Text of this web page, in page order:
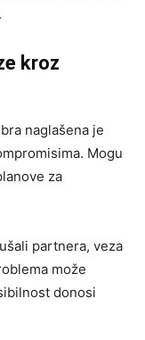
kroz
naglašena je
Mogu
za
partnera, veza
može
donosi